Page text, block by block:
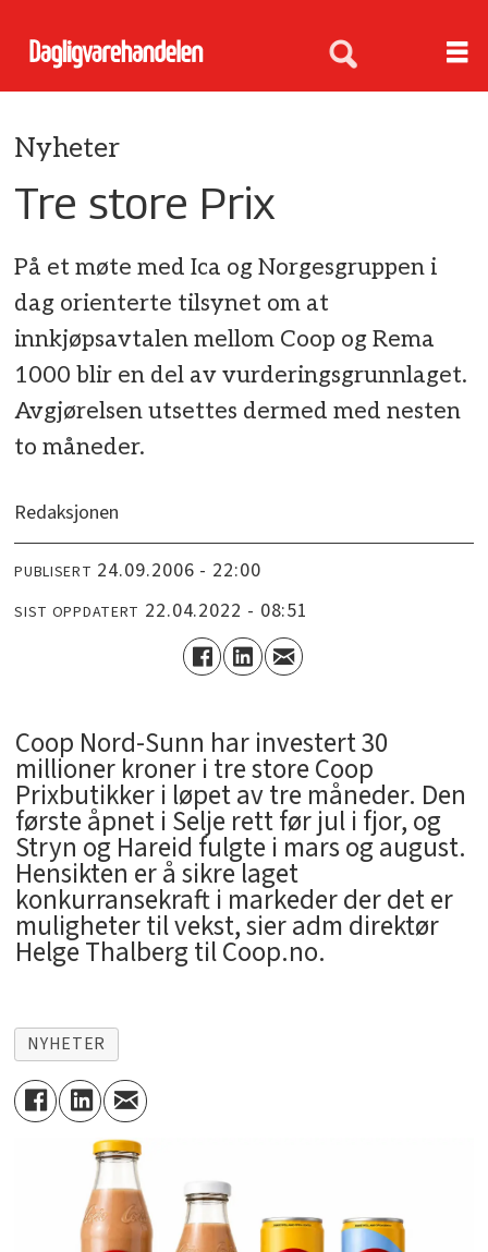
Nyheter
Tre store Prix
På et møte med Ica og Norgesgruppen i
dag orienterte tilsynet om at
innkjøpsavtalen mellom Coop og Rema
1000 blir en del av vurderingsgrunnlaget.
Avgjørelsen utsettes dermed med nesten
to måneder.
Redaksjonen
PUBLISERT 24.09.2006 - 22:00
SIST OPPDATERT 22.04.2022 - 08:51
Coop Nord-Sunn har investert 30
millioner kroner i tre store Coop
Prixbutikker i løpet av tre måneder. Den
første åpnet i Selje rett før jul i fjor, og
Stryn og Hareid fulgte i mars og august.
Hensikten er å sikre laget
konkurransekraft i markeder der det er
muligheter til vekst, sier adm direktør
Helge Thalberg til Coop.no.
NYHETER